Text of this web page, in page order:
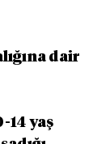
dair
14 yaş